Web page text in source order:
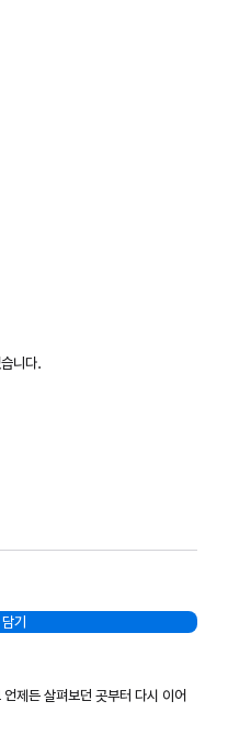
니다.
기
제든 살펴보던 곳부터 다시 이어